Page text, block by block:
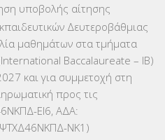
(230)
υποβολής αίτησης
Δευτεροβάθμιας
μαθημάτων στα τμήματα
Baccalaureate – IB)
και για συμμετοχή στη
προς τις
ΕΙ6, ΑΔΑ:
ΝΚ1)